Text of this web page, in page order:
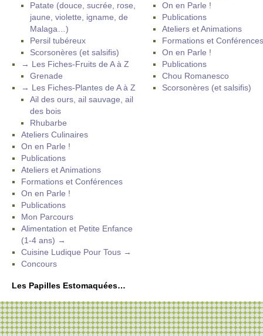
Patate (douce, sucrée, rose,
jaune, violette, igname, de
Malaga…)
Persil tubéreux
Scorsonères (et salsifis)
→ Les Fiches-Fruits de A à Z
Grenade
→ Les Fiches-Plantes de A à Z
Ail des ours, ail sauvage, ail
des bois
Rhubarbe
Ateliers Culinaires
On en Parle !
Publications
Ateliers et Animations
Formations et Conférences
On en Parle !
Publications
Mon Parcours
Alimentation et Petite Enfance
(1-4 ans) →
Cuisine Ludique Pour Tous →
Concours
On en Parle !
Publications
Ateliers et Animations
Formations et Conférences
On en Parle !
Publications
Chou Romanesco
Scorsonères (et salsifis)
Les Papilles Estomaquées…